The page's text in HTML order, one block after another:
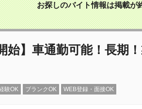
お探しのバイト情報は掲載が
始】車通勤可能！長期
験OK ブランクOK WEB登録・面接OK